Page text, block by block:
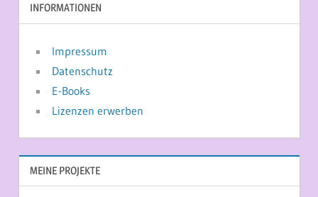
INFORMATIONEN
Impressum
Datenschutz
E-Books
Lizenzen erwerben
MEINE PROJEKTE